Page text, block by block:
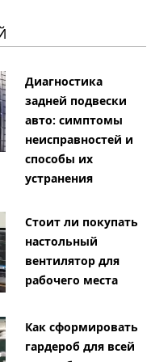
Диагностика
задней подвески
авто: симптомы
неисправностей и
способы их
устранения
Стоит ли покупать
настольный
вентилятор для
рабочего места
Как сформировать
гардероб для всей